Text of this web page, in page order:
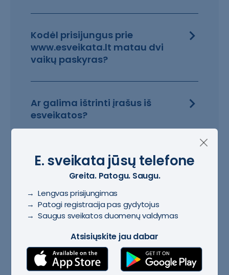
Kodėl prisijungus prie
www.esveikata.lt matau dvi
vaikų paskyras?
Ar galima ištrinti įrašus iš
esveikatos?
Kodėl dokumente matau
"Nedraustas"?
Siuntimo galiojimas ir
sistemoje.
E. sveikata jūsų telefone
Greita. Patogu. Saugu.
→ Lengvas prisijungimas
→ Patogi registracija pas gydytojus
→ Saugus sveikatos duomenų valdymas
Atsisiųskite jau dabar